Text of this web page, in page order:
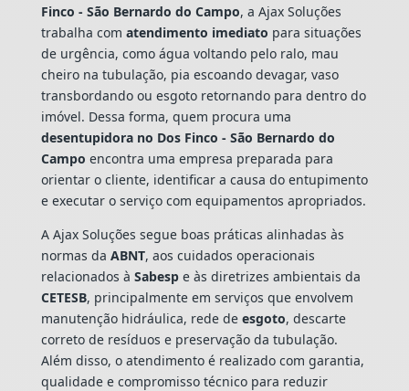
Finco - São Bernardo do Campo, a Ajax Soluções
trabalha com atendimento imediato para situações
de urgência, como água voltando pelo ralo, mau
cheiro na tubulação, pia escoando devagar, vaso
transbordando ou esgoto retornando para dentro do
imóvel. Dessa forma, quem procura uma
desentupidora no Dos Finco - São Bernardo do
Campo encontra uma empresa preparada para
orientar o cliente, identificar a causa do entupimento
e executar o serviço com equipamentos apropriados.
A Ajax Soluções segue boas práticas alinhadas às
normas da ABNT, aos cuidados operacionais
relacionados à Sabespe às diretrizes ambientais da
CETESB, principalmente em serviços que envolvem
manutenção hidráulica, rede de esgoto, descarte
correto de resíduos e preservação da tubulação.
Além disso, o atendimento é realizado com garantia,
qualidade e compromisso técnico para reduzir